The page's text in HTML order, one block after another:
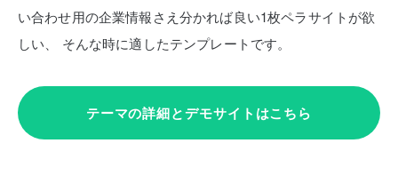
い合わせ用の企業情報さえ分かれば良い1枚ペラサイトが欲
しい、
そんな時に適したテンプレートです。
テーマの詳細とデモサイトはこちら